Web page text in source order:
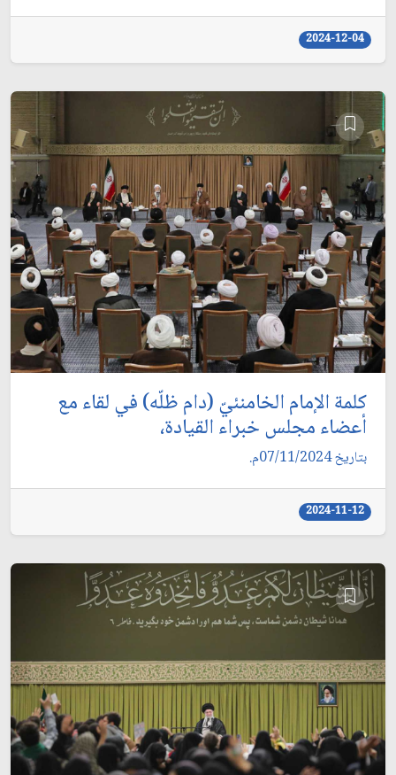
2024-12-04
كلمة الإمام الخامنئيّ (دام ظلّه) في لقاء مع
أعضاء مجلس خبراء القيادة،
بتاريخ 07/11/2024م.
2024-11-12